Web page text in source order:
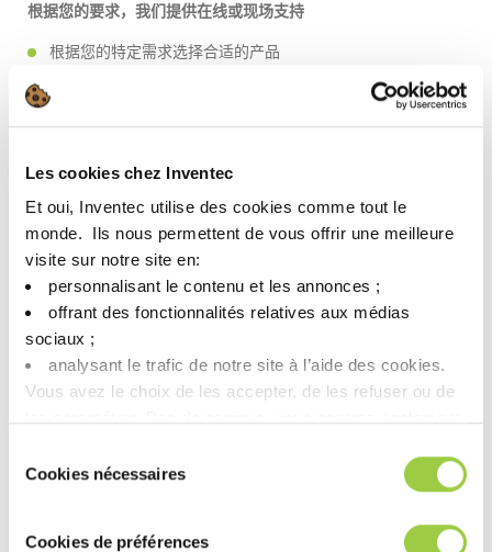
Les cookies chez Inventec
Et oui, Inventec utilise des cookies comme tout le
monde. ​ Ils nous permettent de vous offrir une meilleure
visite sur notre site en:​
personnalisant le contenu et les annonces ;​
offrant des fonctionnalités relatives aux médias
sociaux ; ​
analysant le trafic de notre site à l’aide des cookies.​
Vous avez le choix de les accepter, de les refuser ou de
cookies.​ ​ ​
duCookies nécessaires
Cookies de préférences
根据您的要求，我们提供在线或现场支持
根据您的特定需求选择合适的产品